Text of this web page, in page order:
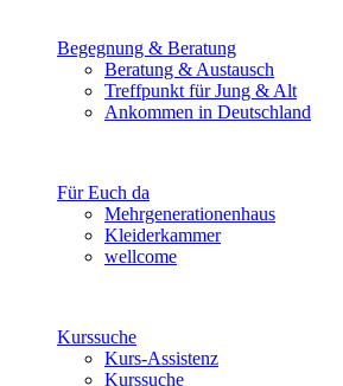
Begegnung & Beratung
Beratung & Austausch
Treffpunkt für Jung & Alt
Ankommen in Deutschland
Für Euch da
Mehrgenerationenhaus
Kleiderkammer
wellcome
Kurssuche
Kurs-Assistenz
Kurssuche